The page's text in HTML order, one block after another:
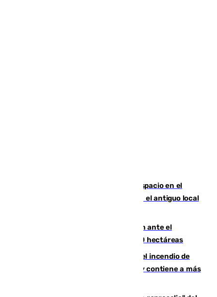
Las marca internacionales ganan espacio en el
Centro de Málaga: La Tagliatella abre en el antiguo local
Moreno pide extremar la precaución ante el
incendio de Niebla, que supera las 4.000 hectáreas
340 personas más desalojadas por el incendio de
Niebla, que mantiene a 410 evacuadas y contiene a más